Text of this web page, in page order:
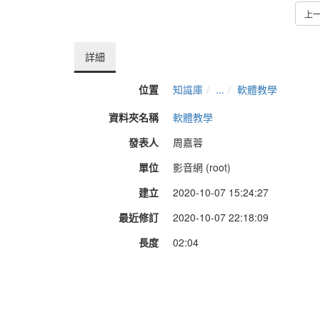
上
詳細
位置 知識庫 ...
軟體教學
資料夾名稱
軟體教學
發表人
周嘉蓉
單位
影音網 (root)
建立
2020-10-07 15:24:27
最近修訂
2020-10-07 22:18:09
長度
02:04